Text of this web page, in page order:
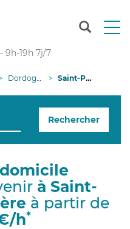
T
n
g
9h-19h 7j/7
Dordogne Saint-Pardoux-la-Rivière
Rechercher
à Saint-
à partir de
h*